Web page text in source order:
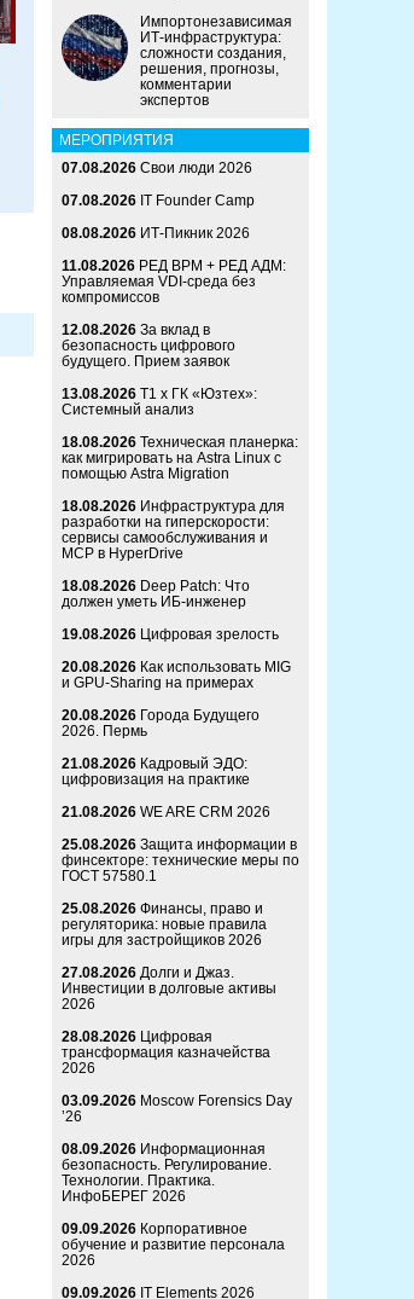
Импортонезависимая
ИТ-инфраструктура:
сложности создания,
решения, прогнозы,
комментарии
экспертов
МЕРОПРИЯТИЯ
07.08.2026 Свои люди 2026
07.08.2026 IT Founder Camp
08.08.2026 ИТ-Пикник 2026
11.08.2026 РЕД ВРМ + РЕД АДМ:
Управляемая VDI-среда без
компромиссов
12.08.2026 За вклад в
безопасность цифрового
будущего. Прием заявок
13.08.2026 Т1 x ГК «Юзтех»:
Системный анализ
18.08.2026 Техническая планерка:
как мигрировать на Astra Linux с
помощью Astra Migration
18.08.2026 Инфраструктура для
разработки на гиперскорости:
сервисы самообслуживания и
MCP в HyperDrive
18.08.2026 Deep Patch: Что
должен уметь ИБ-инженер
19.08.2026 Цифровая зрелость
20.08.2026 Как использовать MIG
и GPU-Sharing на примерах
20.08.2026 Города Будущего
2026. Пермь
21.08.2026 Кадровый ЭДО:
цифровизация на практике
21.08.2026 WE ARE CRM 2026
25.08.2026 Защита информации в
финсекторе: технические меры по
ГОСТ 57580.1
25.08.2026 Финансы, право и
регуляторика: новые правила
игры для застройщиков 2026
27.08.2026 Долги и Джаз.
Инвестиции в долговые активы
2026
28.08.2026 Цифровая
трансформация казначейства
2026
03.09.2026 Moscow Forensics Day
’26
08.09.2026 Информационная
безопасность. Регулирование.
Технологии. Практика.
ИнфоБЕРЕГ 2026
09.09.2026 Корпоративное
обучение и развитие персонала
2026
09.09.2026 IT Elements 2026